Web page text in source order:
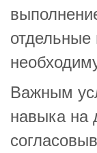
Важным
навыка на